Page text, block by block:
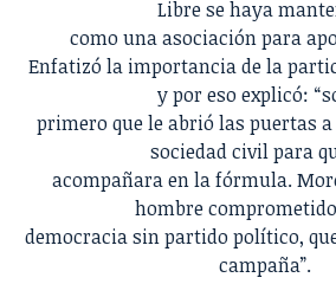
Libre se haya
como una asociación para
Enfatizó la importancia de la
y por eso explicó:
primero que le abrió las puertas
sociedad civil para
acompañara en la fórmula.
hombre
democracia sin partido político,
campaña”.